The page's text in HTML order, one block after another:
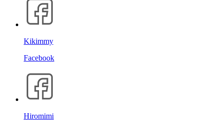
Kikimmy
Facebook
Hiromimi